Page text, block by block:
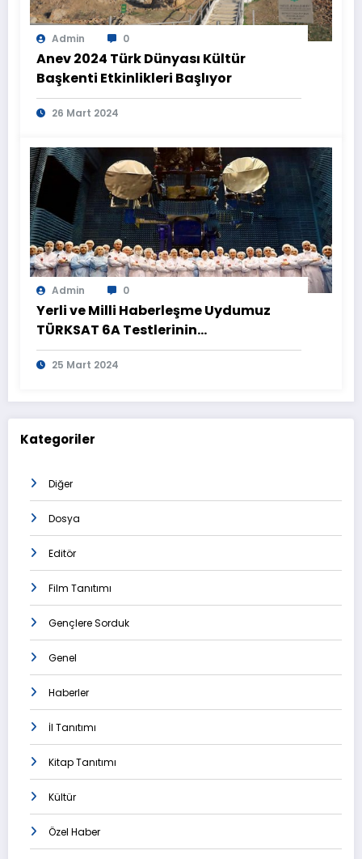
Admin 0
Anev 2024 Türk Dünyası Kültür
Başkenti Etkinlikleri Başlıyor
26 Mart 2024
Admin 0
Yerli ve Milli Haberleşme Uydumuz
TÜRKSAT 6A Testlerinin
Tamamlanmasının Ardından
Görüntülendi
25 Mart 2024
Kategoriler
Diğer
Dosya
Editör
Film Tanıtımı
Gençlere Sorduk
Genel
Haberler
İl Tanıtımı
Kitap Tanıtımı
Kültür
Özel Haber